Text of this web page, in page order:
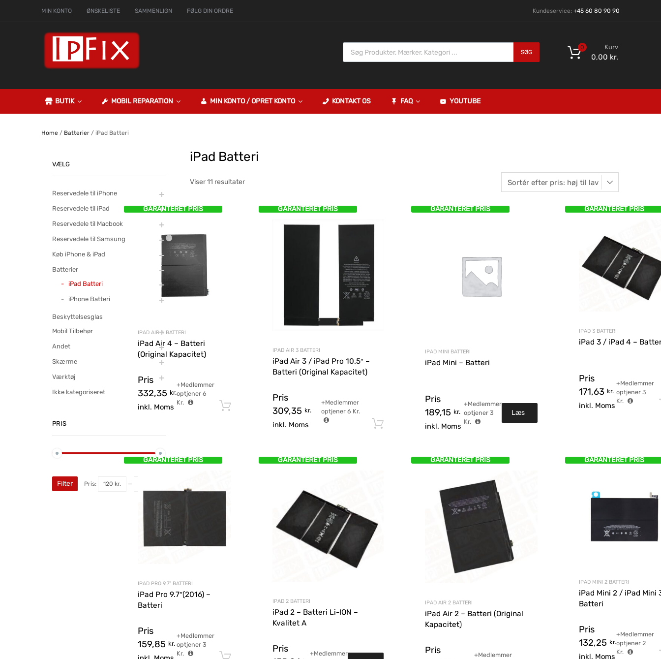
MIN KONTO ØNSKELISTE SAMMENLIGN FØLG DIN ORDRE Kundeservice: +45 60 80 90 90
SØG
Kurv
0,00 kr.
0
BUTIK MOBIL REPARATION MIN KONTO / OPRET KONTO KONTAKT OS FAQ YOUTUBE
Home/ Batterier/ iPad Batteri
iPad Batteri
Viser 11 resultater
GARANTERET PRIS
IPAD AIR 4 BATTERI
iPad Air 4 – Batteri
(Original Kapacitet)
Pris
332,35 kr.
inkl. Moms
+Medlemmer
optjener 6
Kr.
Tilføj til kurv
GARANTERET PRIS
IPAD AIR 3 BATTERI
iPad Air 3 / iPad Pro 10.5″ –
Batteri (Original Kapacitet)
Pris
309,35 kr.
inkl. Moms
+Medlemmer
optjener 6 Kr.
Tilføj til kurv
GARANTERET PRIS
IPAD MINI BATTERI
iPad Mini – Batteri
Pris
189,15 kr.
inkl. Moms
+Medlemmer
optjener 3
Kr.
Læs
GARANTERET PRIS
IPAD 3 BATTERI
iPad 3 / iPad 4 –
Pris
171,63 kr.
inkl. Moms
+Medlemmer
optjener 3
Kr.
GARANTERET PRIS
IPAD PRO 9.7" BATTERI
iPad Pro 9.7″(2016) –
Batteri
Pris
159,85 kr.
+Medlemmer
optjener 3
Kr.
Tilføj til kurv
GARANTERET PRIS
IPAD 2 BATTERI
iPad 2 – Batteri Li-ION –
Kvalitet A
Pris
+Medlemmer
GARANTERET PRIS
IPAD AIR 2 BATTERI
iPad Air 2 – Batteri (Original
Kapacitet)
Pris
+Medlemmer
GARANTERET PRIS
IPAD MINI 2 BATTERI
iPad Mini 2 / iPad Mini
Batteri
Pris
132,25 kr.
inkl. Moms
+Medlemmer
optjener 2
Kr.
VÆLG
Reservedele til iPhone
Reservedele til iPad
Reservedele til Macbook
Reservedele til Samsung
Køb iPhone & iPad
Batterier
iPad Batteri
iPhone Batteri
Beskyttelsesglas
Mobil Tilbehør
Andet
Skærme
Værktøj
Ikke kategoriseret
PRIS
Filter Pris: 120 kr. —